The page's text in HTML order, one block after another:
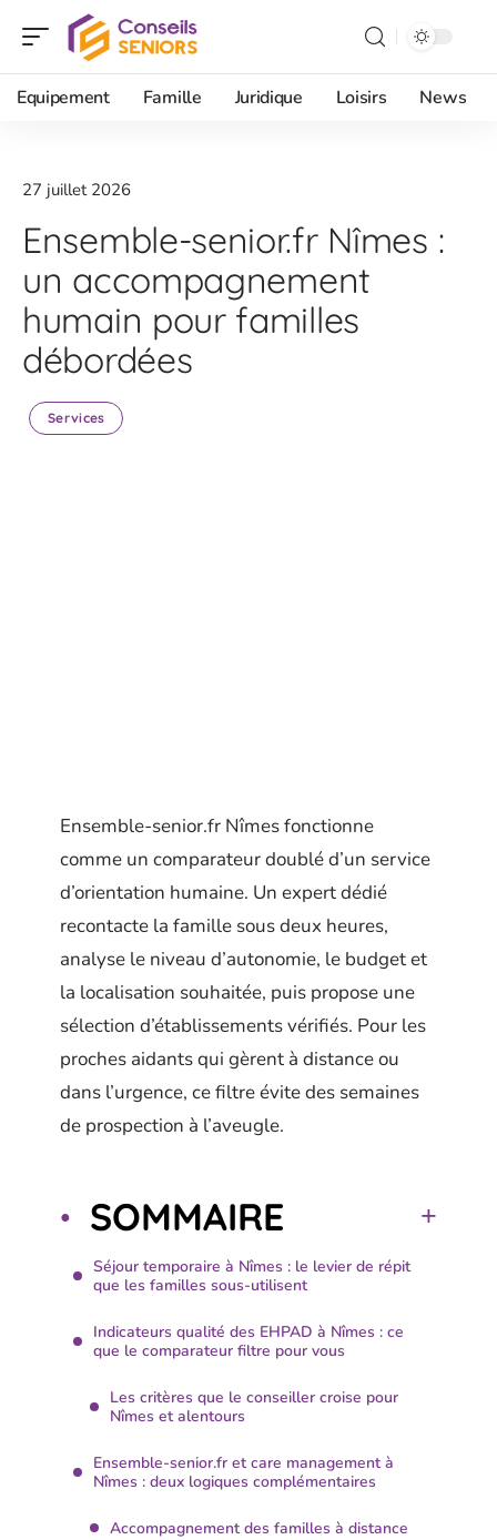
Equipement Famille Juridique Loisirs News
27 juillet 2026
Ensemble-senior.fr Nîmes :
un accompagnement
humain pour familles
débordées
Services
Ensemble-senior.fr Nîmes fonctionne
comme un comparateur doublé d’un service
d’orientation humaine. Un expert dédié
recontacte la famille sous deux heures,
analyse le niveau d’autonomie, le budget et
la localisation souhaitée, puis propose une
sélection d’établissements vérifiés. Pour les
proches aidants qui gèrent à distance ou
dans l’urgence, ce filtre évite des semaines
de prospection à l’aveugle.
SOMMAIRE
Séjour temporaire à Nîmes : le levier de répit
que les familles sous-utilisent
Indicateurs qualité des EHPAD à Nîmes : ce
que le comparateur filtre pour vous
Les critères que le conseiller croise pour
Nîmes et alentours
Ensemble-senior.fr et care management à
Nîmes : deux logiques complémentaires
Accompagnement des familles à distance